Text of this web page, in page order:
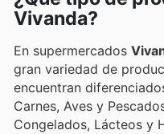
Vivanda?
En supermercados
gran variedad de
encuentran
Carnes, Aves y
Congelados, Lácteos y